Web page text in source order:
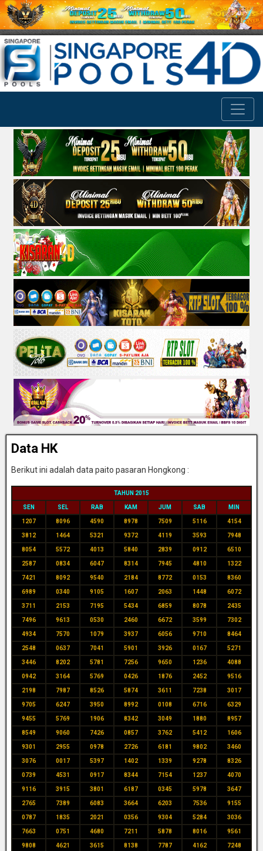
Data HK
Berikut ini adalah data paito pasaran Hongkong :
TAHUN 2015
SEN SEL RAB KAM JUM SAB MIN
1207 8096 4590 8978 7509 5116 4154
3812 1464 5321 9372 4119 3593 7948
8054 5572 4013 5840 2839 0912 6510
2587 0834 6047 8314 7945 4810 1322
7421 8092 9540 2184 8772 0153 8360
6989 0340 9105 1607 2063 1448 6072
3711 2153 7195 5434 6859 8078 2435
7496 9613 0530 2460 6672 3599 7302
4934 7570 1079 3937 6056 9710 8464
2548 0637 7041 5901 3926 0167 5271
3446 8202 5781 7256 9650 1236 4088
0942 3164 5769 0426 1876 2452 9516
2198 7987 8526 5874 3611 7238 3017
9705 6247 3950 8992 0108 6716 6329
9455 5769 1906 8342 3049 1880 8957
8549 9060 7426 0857 3762 5412 1606
9301 2955 0978 2726 6181 9802 3460
3076 0017 5397 1402 1339 9278 8326
0739 4531 0917 8344 7154 1237 4070
9116 3915 3801 6187 0345 5978 3647
2765 7389 6083 3664 6203 7536 9155
0787 1835 2021 0356 9304 5284 3036
7663 0751 4680 7211 5878 8016 9561
9808 4621 3615 8138 7787 4162 7248